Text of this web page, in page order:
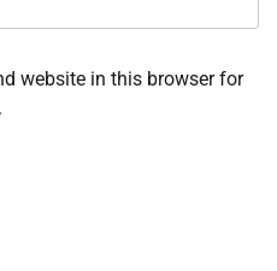
website in this browser for